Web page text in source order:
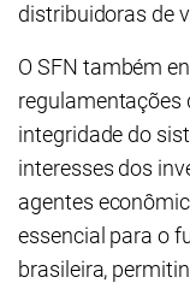
distribuidoras de
O SFN também
regulamentações
integridade do
interesses dos
agentes
essencial para o
brasileira,